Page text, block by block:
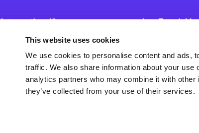
This website uses cookies
We use cookies to personalise content and ads,
traffic. We also share information about your
analytics partners who may combine it with other
they’ve collected from your use of their services.
Integrationslösungen
Magic xpi
Integrationsplattform
App
Plattform
Magic xpa
Framework